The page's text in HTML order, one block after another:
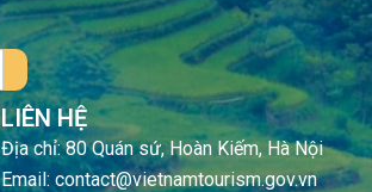
LIÊN HỆ
Địa chỉ: 80 Quán sứ, Hoàn Kiếm, Hà Nội
Email: contact@vietnamtourism.gov.vn